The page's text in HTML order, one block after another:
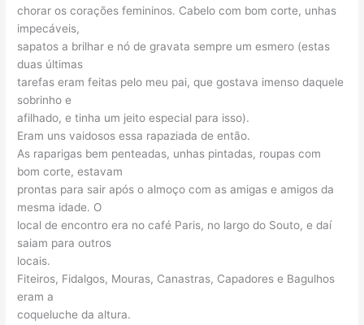
chorar os corações femininos. Cabelo com bom corte, unhas
impecáveis,
sapatos a brilhar e nó de gravata sempre um esmero (estas
duas últimas
tarefas eram feitas pelo meu pai, que gostava imenso daquele
sobrinho e
afilhado, e tinha um jeito especial para isso).
Eram uns vaidosos essa rapaziada de então.
As raparigas bem penteadas, unhas pintadas, roupas com
bom corte, estavam
prontas para sair após o almoço com as amigas e amigos da
mesma idade. O
local de encontro era no café Paris, no largo do Souto, e daí
saiam para outros
locais.
Fiteiros, Fidalgos, Mouras, Canastras, Capadores e Bagulhos
eram a
coqueluche da altura.